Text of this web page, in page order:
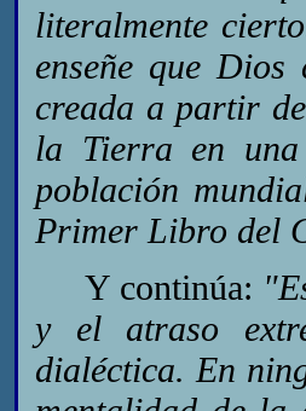
literalmente
enseñe que
creada a partir
la Tierra en
población
Primer Libro del
Y continúa:
y el atraso
dialéctica. En